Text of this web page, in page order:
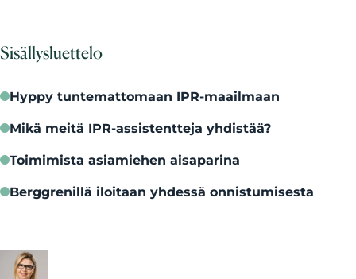
Sisällysluettelo
Hyppy tuntemattomaan IPR-maailmaan
Mikä meitä IPR-assistentteja yhdistää?
Toimimista asiamiehen aisaparina
Berggrenillä iloitaan yhdessä onnistumisesta